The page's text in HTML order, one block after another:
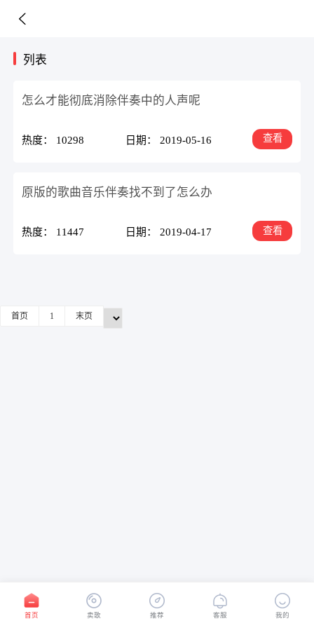
列表
怎么才能彻底消除伴奏中的人声呢
热度： 10298 日期： 2019-05-16 查看
原版的歌曲音乐伴奏找不到了怎么办
热度： 11447 日期： 2019-04-17 查看
首页 1 末页
首页 卖歌 推荐 客服 我的